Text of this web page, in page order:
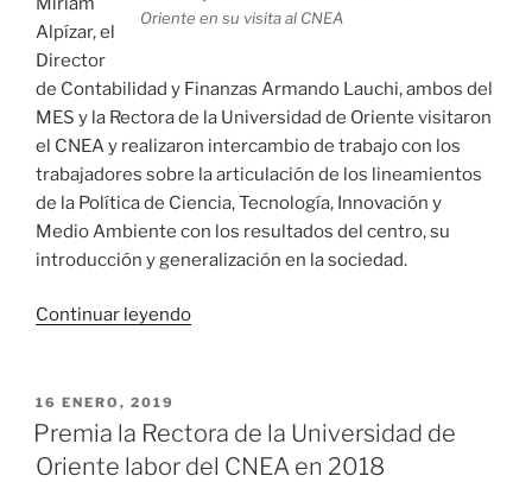
Oriente en su visita al CNEA
Alpízar, el
Director
de Contabilidad y Finanzas Armando Lauchi, ambos del
MES y la Rectora de la Universidad de Oriente visitaron
el CNEA y realizaron intercambio de trabajo con los
trabajadores sobre la articulación de los lineamientos
de la Política de Ciencia, Tecnología, Innovación y
Medio Ambiente con los resultados del centro, su
introducción y generalización en la sociedad.
Continuar leyendo«Realizan
intercambio
con
PUBLICADO
EL
16 ENERO, 2019
Premia la Rectora de la Universidad de
Oriente labor del CNEA en 2018